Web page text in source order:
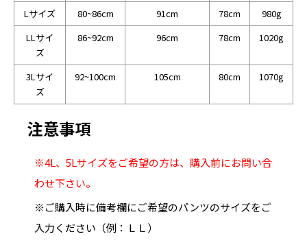
Lサイズ 80~86cm 91cm 78cm
980g
LLサイ
ズ
86~92cm 96cm 78cm 1020g
3Lサイ
ズ
92~100cm 105cm 80cm 1070g
注意事項
※4L、5Lサイズをご希望の方は、購入前にお問い合
わせ下さい。
※ご購入時に備考欄にご希望のパンツのサイズをご
入力ください（例：ＬＬ）